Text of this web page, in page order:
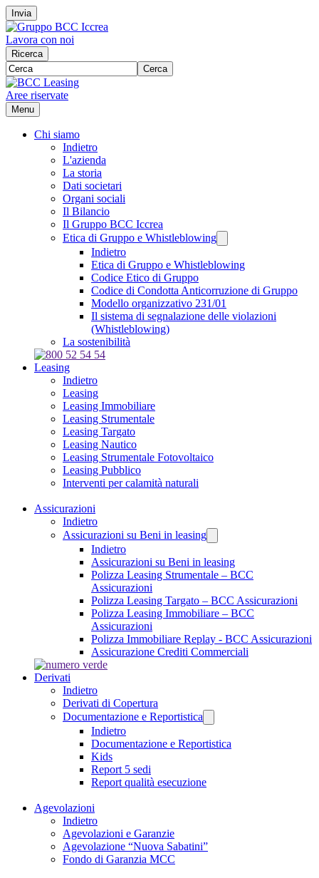
Invia
Lavora con noi
Ricerca
Cerca
Aree riservate
Menu
Chi siamo
Indietro
L'azienda
La storia
Dati societari
Organi sociali
Il Bilancio
Il Gruppo BCC Iccrea
Etica di Gruppo e Whistleblowing
Indietro
Etica di Gruppo e Whistleblowing
Codice Etico di Gruppo
Codice di Condotta Anticorruzione di Gruppo
Modello organizzativo 231/01
Il sistema di segnalazione delle violazioni
(Whistleblowing)
La sostenibilità
Leasing
Indietro
Leasing
Leasing Immobiliare
Leasing Strumentale
Leasing Targato
Leasing Nautico
Leasing Strumentale Fotovoltaico
Leasing Pubblico
Interventi per calamità naturali
Assicurazioni
Indietro
Assicurazioni su Beni in leasing
Indietro
Assicurazioni su Beni in leasing
Polizza Leasing Strumentale – BCC
Assicurazioni
Polizza Leasing Targato – BCC Assicurazioni
Polizza Leasing Immobiliare – BCC
Assicurazioni
Polizza Immobiliare Replay - BCC Assicurazioni
Assicurazione Crediti Commerciali
Derivati
Indietro
Derivati di Copertura
Documentazione e Reportistica
Indietro
Documentazione e Reportistica
Kids
Report 5 sedi
Report qualità esecuzione
Agevolazioni
Indietro
Agevolazioni e Garanzie
Agevolazione “Nuova Sabatini”
Fondo di Garanzia MCC